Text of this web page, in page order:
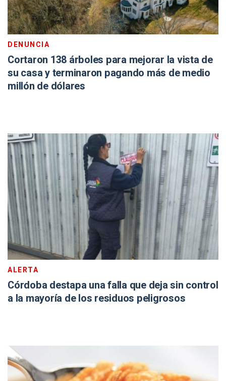
DENUNCIA
Cortaron 138 árboles para mejorar la vista de
su casa y terminaron pagando más de medio
millón de dólares
ALERTA
Córdoba destapa una falla que deja sin control
a la mayoría de los residuos peligrosos